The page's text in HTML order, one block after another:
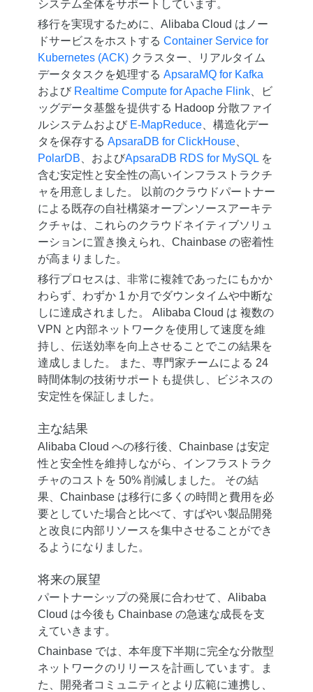
システム全体をサポートしています。
移行を実現するために、Alibaba Cloud はノー
ドサービスをホストする Container Service for
Kubernetes (ACK)クラスター、リアルタイム
データタスクを処理する ApsaraMQ for Kafka
および Realtime Compute for Apache Flink、ビ
ッグデータ基盤を提供する Hadoop 分散ファイ
ルシステムおよび E-MapReduce、構造化デー
タを保存する ApsaraDB for ClickHouse、
PolarDB 、およびApsaraDB RDS for MySQLを
含む安定性と安全性の高いインフラストラクチ
ャを用意しました。 以前のクラウドパートナー
による既存の自社構築オープンソースアーキテ
クチャは、これらのクラウドネイティブソリュ
ーションに置き換えられ、Chainbase の密着性
が高まりました。
移行プロセスは、非常に複雑であったにもかか
わらず、わずか 1 か月でダウンタイムや中断な
しに達成されました。 Alibaba Cloud は 複数の
VPN と内部ネットワークを使用して速度を維
持し、伝送効率を向上させることでこの結果を
達成しました。 また、専門家チームによる 24
時間体制の技術サポートも提供し、ビジネスの
安定性を保証しました。
主な結果
Alibaba Cloud への移行後、Chainbase は安定
性と安全性を維持しながら、インフラストラク
チャのコストを 50% 削減しました。 その結
果、Chainbase は移行に多くの時間と費用を必
要としていた場合と比べて、すばやい製品開発
と改良に内部リソースを集中させることができ
るようになりました。
将来の展望
パートナーシップの発展に合わせて、Alibaba
Cloud は今後も Chainbase の急速な成長を支
えていきます。
Chainbase では、本年度下半期に完全な分散型
ネットワークのリリースを計画しています。ま
た、開発者コミュニティとより広範に連携し、